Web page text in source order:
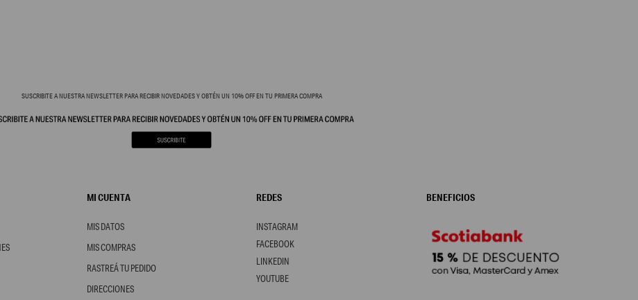
SUSCRIBITE A NUESTRA NEWSLETTER PARA RECIBIR NOVEDADES Y OBTÉN UN 10% OFF EN TU PRIMERA COMPRA
MI CUENTA
MIS DATOS
MIS COMPRAS
RASTREÁ TU PEDIDO
DIRECCIONES
REDES
FACEBOOK
YOUTUBE
INSTAGRAM
LINKEDIN
BENEFICIOS